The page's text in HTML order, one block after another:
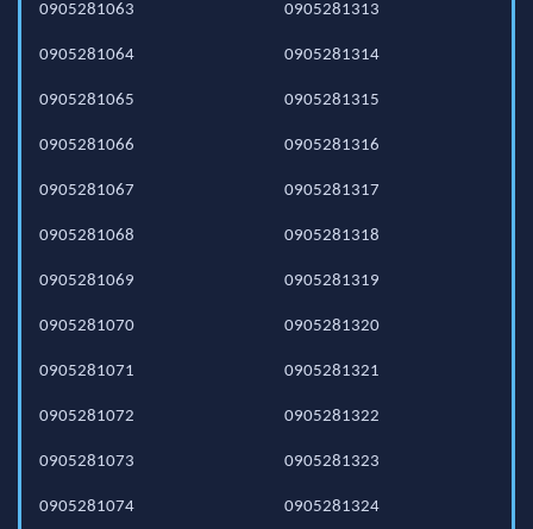
0905281063
0905281064
0905281065
0905281066
0905281067
0905281068
0905281069
0905281070
0905281071
0905281072
0905281073
0905281074
0905281313
0905281314
0905281315
0905281316
0905281317
0905281318
0905281319
0905281320
0905281321
0905281322
0905281323
0905281324